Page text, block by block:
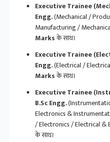
Executive Trainee
Engg.(Mechanical /
Manufacturing /
Marksके साथ।
Executive Trainee
Engg.(Electrical /
Marksके साथ।
Executive Trainee
B.Sc Engg.
Electronics &
/ Electronics / Electrical &
के साथ।